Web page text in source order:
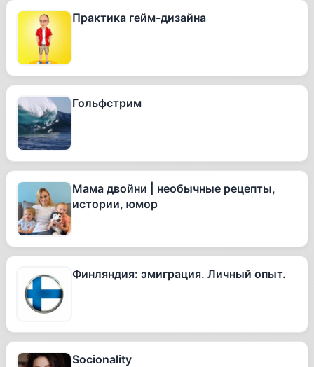
Практика гейм-дизайна
Гольфстрим
Мама двойни | необычные рецепты,
истории, юмор
Финляндия: эмиграция. Личный опыт.
Socionality